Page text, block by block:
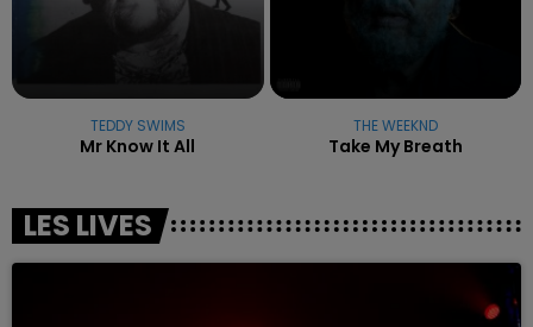
TEDDY SWIMS
Mr Know It All
THE WEEKND
Take My Breath
LES LIVES